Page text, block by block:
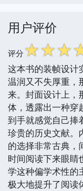
用户评价
评分☆☆☆
这本书的装帧设计
温润又不失厚重，
来。封面设计上，
体，透露出一种穿
到手就感觉自己捧
珍贵的历史文献。
的选择非常古典，
时间阅读下来眼睛
学这种偏学术性的
极大地提升了阅读